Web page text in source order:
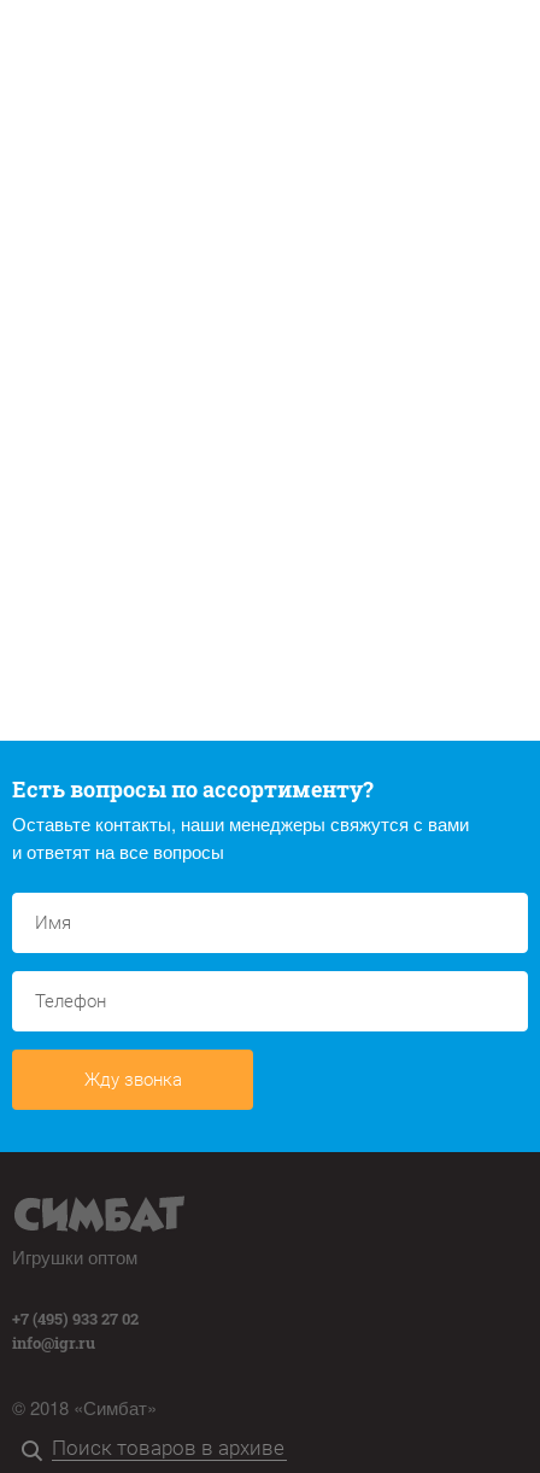
Есть вопросы по ассортименту?
Оставьте контакты, наши менеджеры свяжутся с вами
и ответят на все вопросы
Жду звонка
Игрушки оптом
+7 (495) 933 27 02
info@igr.ru
© 2018 «Симбат»